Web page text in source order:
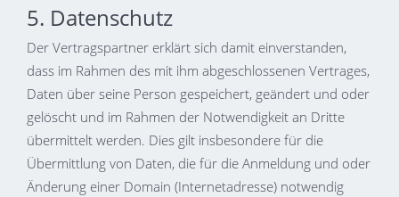
5. Datenschutz
Der Vertragspartner erklärt sich damit einverstanden,
dass im Rahmen des mit ihm abgeschlossenen Vertrages,
Daten über seine Person gespeichert, geändert und oder
gelöscht und im Rahmen der Notwendigkeit an Dritte
übermittelt werden. Dies gilt insbesondere für die
Übermittlung von Daten, die für die Anmeldung und oder
Änderung einer Domain (Internetadresse) notwendig